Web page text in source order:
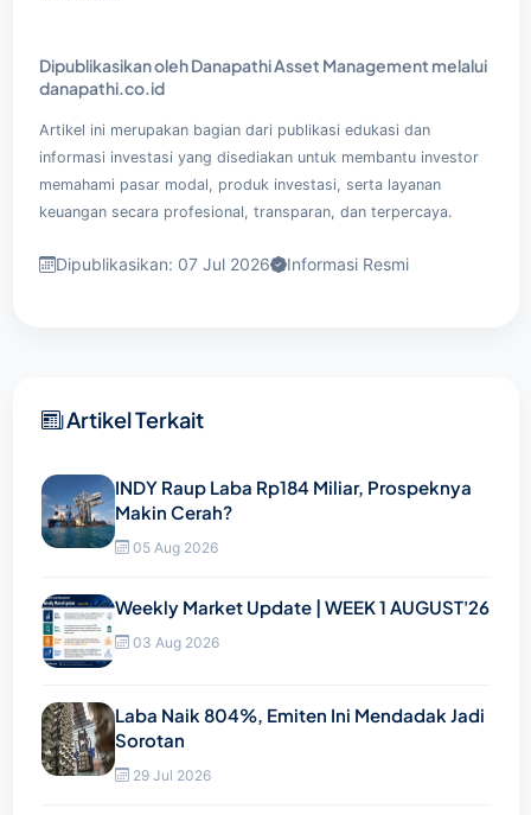
Dipublikasikan oleh Danapathi Asset Management melalui
danapathi.co.id
Artikel ini merupakan bagian dari publikasi edukasi dan
informasi investasi yang disediakan untuk membantu investor
memahami pasar modal, produk investasi, serta layanan
keuangan secara profesional, transparan, dan terpercaya.
Dipublikasikan: 07 Jul 2026 Informasi Resmi
Artikel Terkait
INDY Raup Laba Rp184 Miliar, Prospeknya
Makin Cerah?
05 Aug 2026
Weekly Market Update | WEEK 1 AUGUST'26
03 Aug 2026
Laba Naik 804%, Emiten Ini Mendadak Jadi
Sorotan
29 Jul 2026